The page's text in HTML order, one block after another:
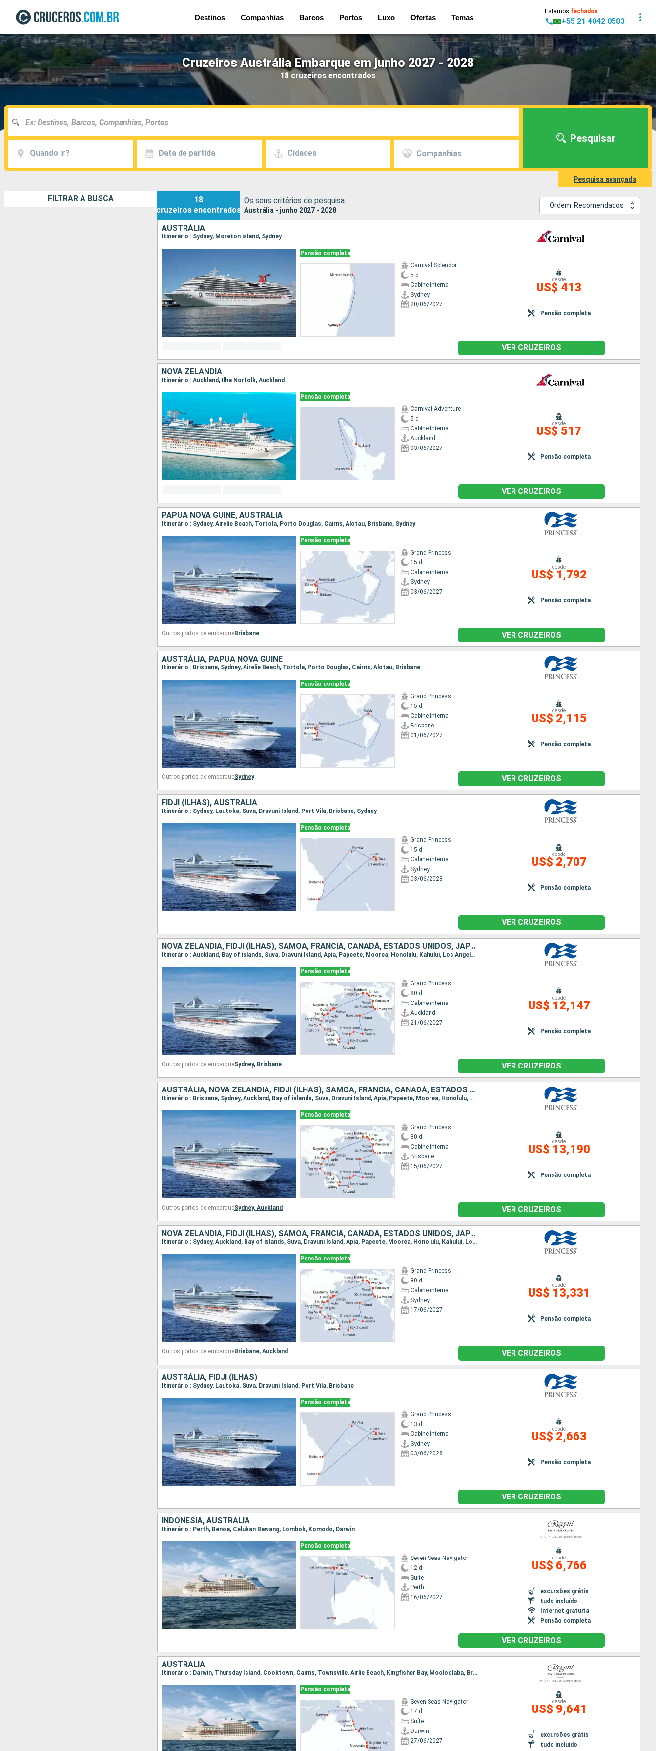
Destinos Companhias Barcos Portos Luxo Ofertas Temas
Estamos fechados
+55 21 4042 0503
Cruzeiros Austrália Embarque em junho 2027 - 2028
18 cruzeiros encontrados
Quando ir? Data de partida Cidades Companhias
Pesquisar
Pesquisa avançada
FILTRAR A BUSCA
18
cruzeiros encontrados
Os seus critérios de pesquisa:
Austrália - junho 2027 - 2028
Ordem: Recomendados
AUSTRÁLIA
Itinerário : Sydney, Moreton island, Sydney
Pensão completa
Carnival Splendor
5 d
Cabine interna
Sydney
20/06/2027
desde
US$ 413
Pensão completa
VER CRUZEIROS
NOVA ZELÂNDIA
Itinerário : Auckland, Ilha Norfolk, Auckland
Pensão completa
Carnival Adventure
5 d
Cabine interna
Auckland
03/06/2027
desde
US$ 517
Pensão completa
VER CRUZEIROS
PAPUA NOVA GUINÉ, AUSTRÁLIA
Itinerário : Sydney, Airelie Beach, Tortola, Porto Douglas, Cairns, Alotau, Brisbane, Sydney
Pensão completa
Grand Princess
15 d
Cabine interna
Sydney
03/06/2027
desde
US$ 1,792
Pensão completa
Outros portos de embarqueBrisbane VER CRUZEIROS
AUSTRÁLIA, PAPUA NOVA GUINÉ
Itinerário : Brisbane, Sydney, Airelie Beach, Tortola, Porto Douglas, Cairns, Alotau, Brisbane
Pensão completa
Grand Princess
15 d
Cabine interna
Brisbane
01/06/2027
desde
US$ 2,115
Pensão completa
Outros portos de embarqueSydney VER CRUZEIROS
FIDJI (ILHAS), AUSTRÁLIA
Itinerário : Sydney, Lautoka, Suva, Dravuni Island, Port Vila, Brisbane, Sydney
Pensão completa
Grand Princess
15 d
Cabine interna
Sydney
03/06/2028
desde
US$ 2,707
Pensão completa
VER CRUZEIROS
NOVA ZELÂNDIA, FIDJI (ILHAS), SAMOA, FRANCIA, CANADÁ, ESTADOS UNIDOS, JAPÃO, TAIWAN, CHINA, VITENÃ, SINGAPURA, INDONESIA, AUSTRÁLIA
Itinerário : Auckland, Bay of islands, Suva, Dravuni Island, Apia, Papeete, Moorea, Honolulu, Kahului, Los Angeles, São Francisco, Victoria, Vancouver, Wrangell, Juneau, Geleira Hubbard, College Fjord, Whittier, Tokyo, Shimizu, Osaka, kochi, Kagoshima, Ishigaki, Taipei, Hong Kong, Phu My, Singapura, Bali, Darwin, Brisbane, Sydney, Auckland
Pensão completa
Grand Princess
80 d
Cabine interna
Auckland
21/06/2027
desde
US$ 12,147
Pensão completa
Outros portos de embarqueSydney, Brisbane VER CRUZEIROS
AUSTRÁLIA, NOVA ZELÂNDIA, FIDJI (ILHAS), SAMOA, FRANCIA, CANADÁ, ESTADOS UNIDOS, JAPÃO, TAIWAN, CHINA, VITENÃ, SINGAPURA, INDONESIA
Itinerário : Brisbane, Sydney, Auckland, Bay of islands, Suva, Dravuni Island, Apia, Papeete, Moorea, Honolulu, Kahului, Los Angeles, São Francisco, Victoria, Vancouver, Wrangell, Juneau, Geleira Hubbard, College Fjord, Whittier, Tokyo, Shimizu, Osaka, kochi, Kagoshima, Ishigaki, Taipei, Hong Kong, Phu My, Singapura, Bali, Darwin, Brisbane
Pensão completa
Grand Princess
80 d
Cabine interna
Brisbane
15/06/2027
desde
US$ 13,190
Pensão completa
Outros portos de embarqueSydney, Auckland VER CRUZEIROS
NOVA ZELÂNDIA, FIDJI (ILHAS), SAMOA, FRANCIA, CANADÁ, ESTADOS UNIDOS, JAPÃO, TAIWAN, CHINA, VITENÃ, SINGAPURA, INDONESIA, AUSTRÁLIA
Itinerário : Sydney, Auckland, Bay of islands, Suva, Dravuni Island, Apia, Papeete, Moorea, Honolulu, Kahului, Los Angeles, São Francisco, Victoria, Vancouver, Wrangell, Juneau, Geleira Hubbard, College Fjord, Whittier, Tokyo, Shimizu, Osaka, kochi, Kagoshima, Ishigaki, Taipei, Hong Kong, Phu My, Singapura, Bali, Darwin, Brisbane, Sydney
Pensão completa
Grand Princess
80 d
Cabine interna
Sydney
17/06/2027
desde
US$ 13,331
Pensão completa
Outros portos de embarqueBrisbane, Auckland VER CRUZEIROS
AUSTRÁLIA, FIDJI (ILHAS)
Itinerário : Sydney, Lautoka, Suva, Dravuni Island, Port Vila, Brisbane
Pensão completa
Grand Princess
13 d
Cabine interna
Sydney
03/06/2028
desde
US$ 2,663
Pensão completa
VER CRUZEIROS
INDONESIA, AUSTRÁLIA
Itinerário : Perth, Benoa, Celukan Bawang, Lombok, Komodo, Darwin
Pensão completa
Seven Seas Navigator
12 d
Suíte
Perth
16/06/2027
desde
US$ 6,766
excursões grátis
tudo incluído
Internet gratuita
Pensão completa
VER CRUZEIROS
AUSTRÁLIA
Itinerário : Darwin, Thursday Island, Cooktown, Cairns, Townsville, Airlie Beach, Kingfisher Bay, Mooloolaba, Brisbane, Sydney
Pensão completa
Seven Seas Navigator
17 d
Suíte
Darwin
27/06/2027
desde
US$ 9,641
excursões grátis
tudo incluído